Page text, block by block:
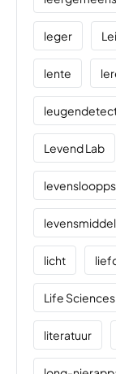
leger
lente
Levend Lab
licht
Life Sciences
literatuur